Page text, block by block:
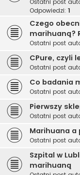
Ostatni post
Odpowiedzi: 1
Czego
marihuaną?
Ostatni post
CPure, czyli
Ostatni post
Co badania
Ostatni post
Pierwszy
Ostatni post
Marihuana a
Ostatni post
Szpital w
marihuaną